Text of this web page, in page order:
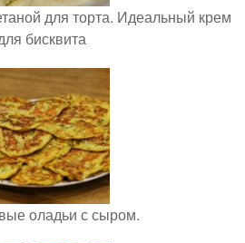
для торта. Идеальный крем
бисквита
оладьи с сыром.